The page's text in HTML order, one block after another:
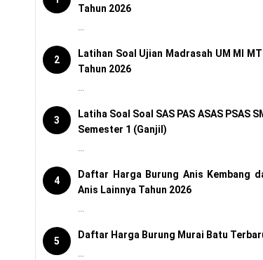
Tahun 2026
...
2
Latihan Soal Ujian Madrasah UM MI
Tahun 2026
...
3
Latiha Soal Soal SAS PAS ASAS PSAS
Semester 1 (Ganjil)
...
4
Daftar Harga Burung Anis Kembang
Anis Lainnya Tahun 2026
...
5
Daftar Harga Burung Murai Batu
...